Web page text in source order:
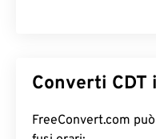
Converti
FreeConvert.com